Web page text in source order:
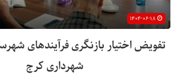
تفویض اختیار بازنگری فرآیندهای
شهرداری کرج